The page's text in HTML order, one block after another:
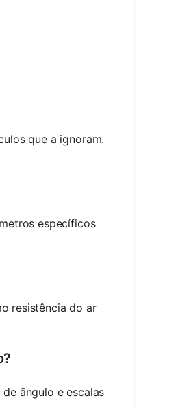
que a ignoram.
específicos
resistência do ar
ângulo e escalas